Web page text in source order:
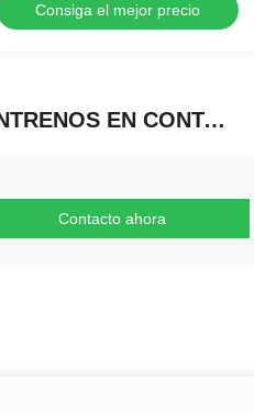
Consiga el mejor precio
ÉNTRENOS EN CONTACTO CON
Contacto ahora